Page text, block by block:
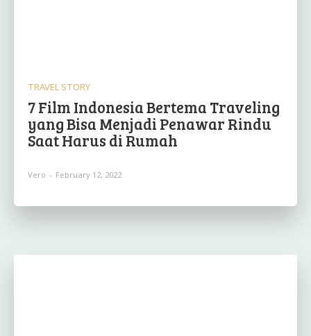
TRAVEL STORY
7 Film Indonesia Bertema Traveling
yang Bisa Menjadi Penawar Rindu
Saat Harus di Rumah
Vero - February 12, 2022